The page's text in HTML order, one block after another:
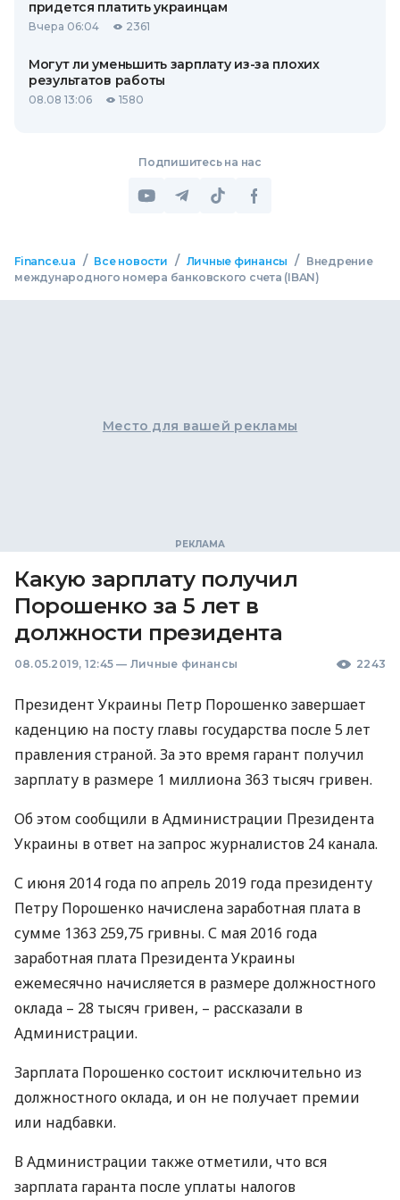
придется платить украинцам
Вчера 06:04 2361
Могут ли уменьшить зарплату из-за плохих
результатов работы
08.08 13:06 1580
Подпишитесь на нас
Finance.ua / Все новости / Личные финансы /
Внедрение
международного номера банковского счета (IBAN)
Место для вашей рекламы
Какую зарплату получил
Порошенко за 5 лет в
должности президента
08.05.2019, 12:45 — Личные финансы 2243
Президент Украины Петр Порошенко завершает
каденцию на посту главы государства после 5 лет
правления страной. За это время гарант получил
зарплату в размере 1 миллиона 363 тысяч гривен.
Об этом сообщили в Администрации Президента
Украины в ответ на запрос журналистов 24 канала.
С июня 2014 года по апрель 2019 года президенту
Петру Порошенко начислена заработная плата в
сумме 1363 259,75 гривны. С мая 2016 года
заработная плата Президента Украины
ежемесячно начисляется в размере должностного
оклада – 28 тысяч гривен, – рассказали в
Администрации.
Зарплата Порошенко состоит исключительно из
должностного оклада, и он не получает премии
или надбавки.
В Администрации также отметили, что вся
зарплата гаранта после уплаты налогов